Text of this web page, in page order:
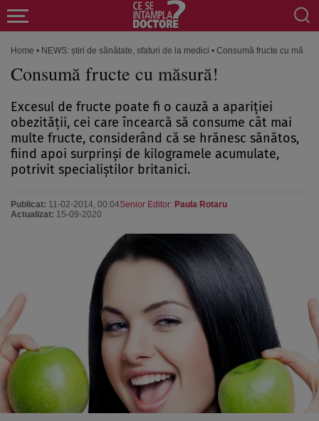
Home • NEWS: știri de sănătate, sfaturi de la medici • Consumă fructe cu
Consumă fructe cu măsură!
Excesul de fructe poate fi o cauză a apariţiei
obezităţii, cei care încearcă să consume cât mai
multe fructe, considerând că se hrănesc sănătos,
fiind apoi surprinşi de kilogramele acumulate,
potrivit specialiştilor britanici.
Publicat: 11-02-2014, 00:04
Actualizat: 15-09-2020
Senior Editor: Paula Rotaru